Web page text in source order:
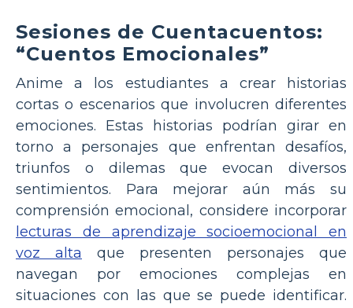
Sesiones de Cuentacuentos:
“Cuentos Emocionales”
Anime a los estudiantes a crear historias
cortas o escenarios que involucren diferentes
emociones. Estas historias podrían girar en
torno a personajes que enfrentan desafíos,
triunfos o dilemas que evocan diversos
sentimientos. Para mejorar aún más su
comprensión emocional, considere incorporar
lecturas de aprendizaje socioemocional en
voz alta que presenten personajes que
navegan por emociones complejas en
situaciones con las que se puede identificar.